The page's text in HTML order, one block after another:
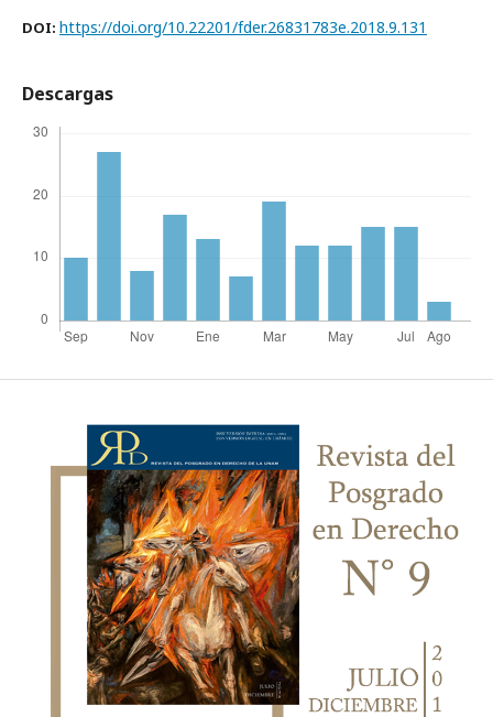
DOI: https://doi.org/10.22201/fder.26831783e.2018.9.131
Descargas